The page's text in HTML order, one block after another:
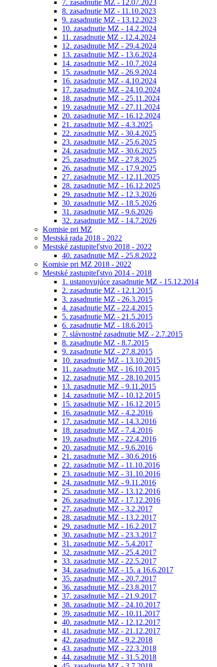
7. zasadnutie MZ - 12.07.2023
8. zasadnutie MZ - 11.10.2023
9. zasadnutie MZ - 13.12.2023
10. zasadnutie MZ - 14.2.2024
11. zasadnutie MZ - 12.4.2024
12. zasadnutie MZ - 29.4.2024
13. zasadnutie MZ - 13.6.2024
14. zasadnutie MZ - 10.7.2024
15. zasadnutie MZ - 26.9.2024
16. zasadnutie MZ - 4.10.2024
17. zasadnutie MZ - 24.10.2024
18. zasadnutie MZ - 25.11.2024
19. zasadnutie MZ - 27.11.2024
20. zasadnutie MZ - 16.12.2024
21. zasadnutie MZ - 4.3.2025
22. zasadnutie MZ - 30.4.2025
23. zasadnutie MZ - 25.6.2025
24. zasadnutie MZ - 30.6.2025
25. zasadnutie MZ - 27.8.2025
26. zasadnutie MZ - 17.9.2025
27. zasadnutie MZ - 12.11.2025
28. zasadnutie MZ - 16.12.2025
29. zasadnutie MZ - 12.3.2026
30. zasadnutie MZ - 18.5.2026
31. zasadnutie MZ - 9.6.2026
32. zasadnutie MZ - 14.7.2026
Komisie pri MZ
Mestská rada 2018 - 2022
Mestské zastupiteľstvo 2018 - 2022
40. zasadnutie MZ - 25.8.2022
Komisie pri MZ 2018 - 2022
Mestské zastupiteľstvo 2014 - 2018
1. ustanovujúce zasadnutie MZ - 15.12.2014
2. zasadnutie MZ - 12.1.2015
3. zasadnutie MZ - 26.3.2015
4. zasadnutie MZ - 22.4.2015
5. zasadnutie MZ - 21.5.2015
6. zasadnutie MZ - 18.6.2015
7. slávnostné zasadnutie MZ - 2.7.2015
8. zasadnutie MZ - 8.7.2015
9. zasadnutie MZ - 27.8.2015
10. zasadnutie MZ - 13.10.2015
11. zasadnutie MZ - 16.10.2015
12. zasadnutie MZ - 28.10.2015
13. zasadnutie MZ - 9.11.2015
14. zasadnutie MZ - 10.12.2015
15. zasadnutie MZ - 16.12.2015
16. zasadnutie MZ - 4.2.2016
17. zasadnutie MZ - 14.3.2016
18. zasadnutie MZ - 7.4.2016
19. zasadnutie MZ - 22.4.2016
20. zasadnutie MZ - 9.6.2016
21. zasadnutie MZ - 30.6.2016
22. zasadnutie MZ - 11.10.2016
23. zasadnutie MZ - 31.10.2016
24. zasadnutie MZ - 9.11.2016
25. zasadnutie MZ - 13.12.2016
26. zasadnutie MZ - 17.12.2016
27. zasadnutie MZ - 3.2.2017
28. zasadnutie MZ - 13.2.2017
29. zasadnutie MZ - 16.2.2017
30. zasadnutie MZ - 23.3.2017
31. zasadnutie MZ - 5.4.2017
32. zasadnutie MZ - 25.4.2017
33. zasadnutie MZ - 22.5.2017
34. zasadnutie MZ - 15. a 16.6.2017
35. zasadnutie MZ - 20.7.2017
36. zasadnutie MZ - 23.8.2017
37. zasadnutie MZ - 21.9.2017
38. zasadnutie MZ - 24.10.2017
39. zasadnutie MZ - 10.11.2017
40. zasadnutie MZ - 12.12.2017
41. zasadnutie MZ - 21.12.2017
42. zasadnutie MZ - 9.2.2018
43. zasadnutie MZ - 22.3.2018
44. zasadnutie MZ - 31.5.2018